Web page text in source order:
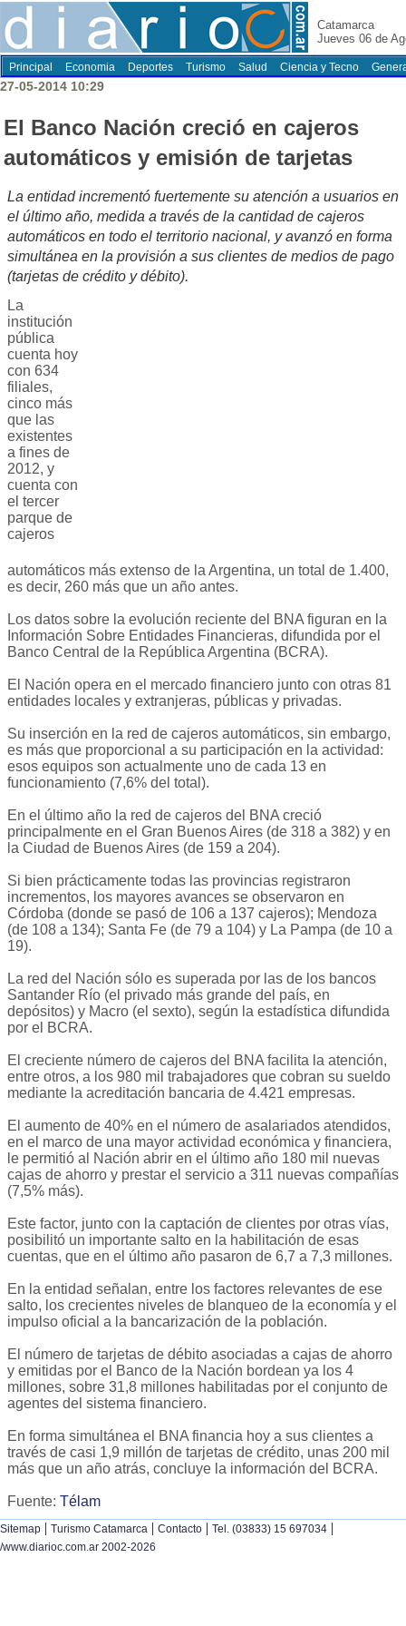
Catamarca
Jueves 06 de
Principal Economia Deportes Turismo Salud Ciencia y Tecno
27-05-2014 10:29
El Banco Nación creció en cajeros
automáticos y emisión de tarjetas
La entidad incrementó fuertemente su atención a usuarios en
el último año, medida a través de la cantidad de cajeros
automáticos en todo el territorio nacional, y avanzó en forma
simultánea en la provisión a sus clientes de medios de pago
(tarjetas de crédito y débito).
La
institución
pública
cuenta hoy
con 634
filiales,
cinco más
que las
existentes
a fines de
2012, y
cuenta con
el tercer
parque de
cajeros
automáticos más extenso de la Argentina, un total de 1.400,
es decir, 260 más que un año antes.
Los datos sobre la evolución reciente del BNA figuran en la
Información Sobre Entidades Financieras, difundida por el
Banco Central de la República Argentina (BCRA).
El Nación opera en el mercado financiero junto con otras 81
entidades locales y extranjeras, públicas y privadas.
Su inserción en la red de cajeros automáticos, sin embargo,
es más que proporcional a su participación en la actividad:
esos equipos son actualmente uno de cada 13 en
funcionamiento (7,6% del total).
En el último año la red de cajeros del BNA creció
principalmente en el Gran Buenos Aires (de 318 a 382) y en
la Ciudad de Buenos Aires (de 159 a 204).
Si bien prácticamente todas las provincias registraron
incrementos, los mayores avances se observaron en
Córdoba (donde se pasó de 106 a 137 cajeros); Mendoza
(de 108 a 134); Santa Fe (de 79 a 104) y La Pampa (de 10 a
19).
La red del Nación sólo es superada por las de los bancos
Santander Río (el privado más grande del país, en
depósitos) y Macro (el sexto), según la estadística difundida
por el BCRA.
El creciente número de cajeros del BNA facilita la atención,
entre otros, a los 980 mil trabajadores que cobran su sueldo
mediante la acreditación bancaria de 4.421 empresas.
El aumento de 40% en el número de asalariados atendidos,
en el marco de una mayor actividad económica y financiera,
le permitió al Nación abrir en el último año 180 mil nuevas
cajas de ahorro y prestar el servicio a 311 nuevas compañías
(7,5% más).
Este factor, junto con la captación de clientes por otras vías,
posibilitó un importante salto en la habilitación de esas
cuentas, que en el último año pasaron de 6,7 a 7,3 millones.
En la entidad señalan, entre los factores relevantes de ese
salto, los crecientes niveles de blanqueo de la economía y el
impulso oficial a la bancarización de la población.
El número de tarjetas de débito asociadas a cajas de ahorro
y emitidas por el Banco de la Nación bordean ya los 4
millones, sobre 31,8 millones habilitadas por el conjunto de
agentes del sistema financiero.
En forma simultánea el BNA financia hoy a sus clientes a
través de casi 1,9 millón de tarjetas de crédito, unas 200 mil
más que un año atrás, concluye la información del BCRA.
Fuente: Télam
Sitemap | Turismo Catamarca | Contacto | Tel. (03833) 15 697034 |
/www.diarioc.com.ar 2002-2026